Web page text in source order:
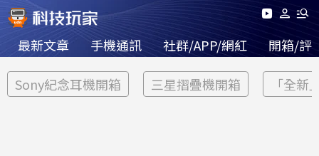
最新文章 手機通訊 社群/APP/網紅 開箱/評
Sony紀念耳機開箱 三星摺疊機開箱 「全新